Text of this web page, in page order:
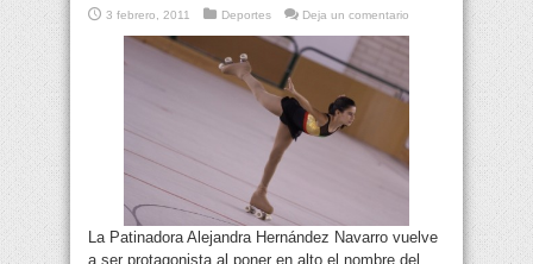
3 febrero, 2011 Deportes Deja un comentario
La Patinadora Alejandra Hernández Navarro vuelve
a ser protagonista al poner en alto el nombre del